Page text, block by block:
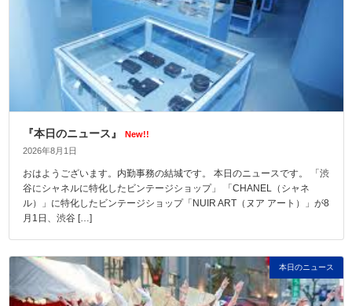
『本日のニュース』
New!!
2026年8月1日
おはようございます。内勤事務の結城です。 本日のニュースです。 「渋
谷にシャネルに特化したビンテージショップ」 「CHANEL（シャネ
ル）」に特化したビンテージショップ「NUIR ART（ヌア アート）」が8
月1日、渋谷 […]
本日のニュース